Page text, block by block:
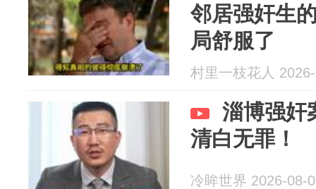
邻居强奸生
局舒服了
村里一枝花人
淄博强奸
清白无罪！
冷眸世界 2026-08-